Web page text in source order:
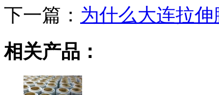
下一篇： 为什么大连拉
相关产品：